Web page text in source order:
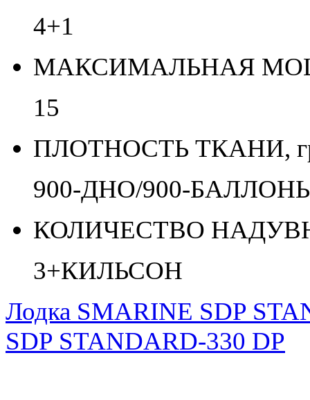
4+1
МАКСИМАЛЬНАЯ
15
ПЛОТНОСТЬ ТКАНИ,
900-ДНО/900-
КОЛИЧЕСТВО
3+КИЛЬСОН
Лодка SMARINE SDP
SDP STANDARD-330 DP